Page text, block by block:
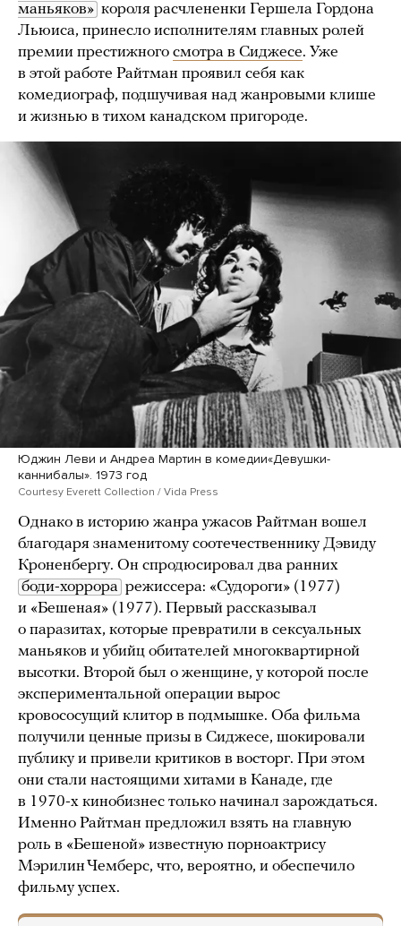
маньяков» короля расчлененки Гершела Гордона
Льюиса, принесло исполнителям главных ролей
премии престижного смотра в Сиджесе. Уже
в этой работе Райтман проявил себя как
комедиограф, подшучивая над жанровыми клише
и жизнью в тихом канадском пригороде.
Юджин Леви и Андреа Мартин в комедии«Девушки-
каннибалы». 1973 год
Courtesy Everett Collection / Vida Press
Однако в историю жанра ужасов Райтман вошел
благодаря знаменитому соотечественнику Дэвиду
Кроненбергу. Он спродюсировал два ранних
боди-хоррора режиссера: «Судороги» (1977)
и «Бешеная» (1977). Первый рассказывал
о паразитах, которые превратили в сексуальных
маньяков и убийц обитателей многоквартирной
высотки. Второй был о женщине, у которой после
экспериментальной операции вырос
кровососущий клитор в подмышке. Оба фильма
получили ценные призы в Сиджесе, шокировали
публику и привели критиков в восторг. При этом
они стали настоящими хитами в Канаде, где
в 1970-х кинобизнес только начинал зарождаться.
Именно Райтман предложил взять на главную
роль в «Бешеной» известную порноактрису
Мэрилин Чемберс, что, вероятно, и обеспечило
фильму успех.